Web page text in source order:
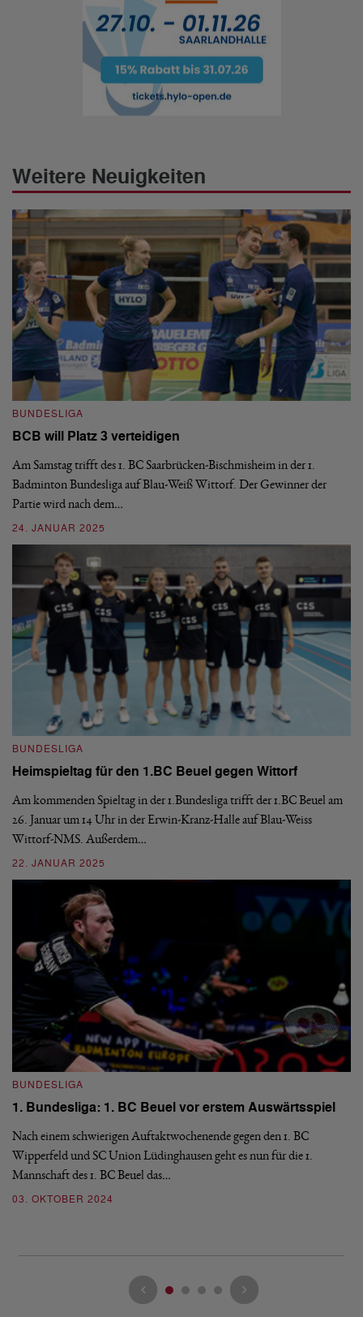
Weitere Neuigkeiten
BUNDESLIGA
BCB will Platz 3 verteidigen
Am Samstag trifft des 1. BC Saarbrücken-Bischmisheim in der 1.
Badminton Bundesliga auf Blau-Weiß Wittorf. Der Gewinner der
Partie wird nach dem…
24. JANUAR 2025
BUNDESLIGA
Heimspieltag für den 1.BC Beuel gegen Wittorf
Am kommenden Spieltag in der 1.Bundesliga trifft der 1.BC Beuel am
26. Januar um 14 Uhr in der Erwin-Kranz-Halle auf Blau-Weiss
Wittorf-NMS. Außerdem…
22. JANUAR 2025
BUNDESLIGA
1. Bundesliga: 1. BC Beuel vor erstem Auswärtsspiel
Nach einem schwierigen Auftaktwochenende gegen den 1. BC
Wipperfeld und SC Union Lüdinghausen geht es nun für die 1.
Mannschaft des 1. BC Beuel das…
03. OKTOBER 2024